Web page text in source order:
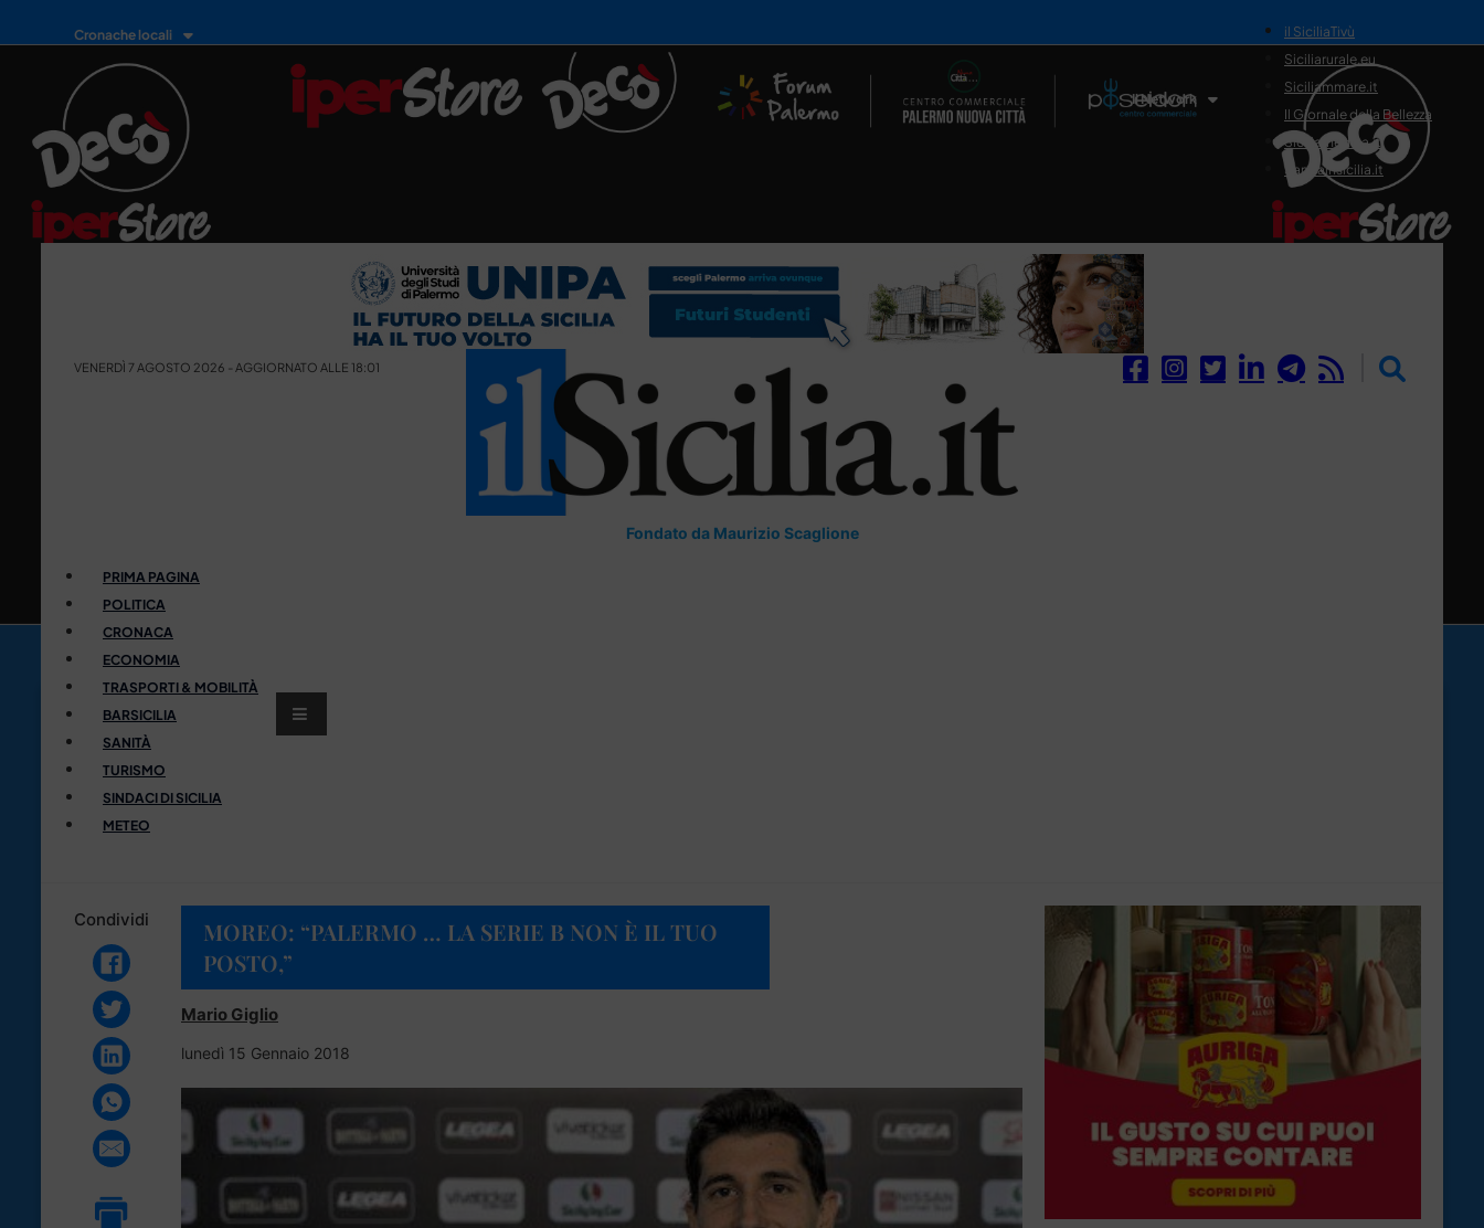
Cronache locali
Il Network
il SiciliaTivù
Siciliarurale.eu
Siciliammare.it
Il Giornale della Bellezza
Siciliamedica.it
Sanitainsicilia.it
VENERDÌ 7 AGOSTO 2026 - AGGIORNATO ALLE 18:01
Fondato da Maurizio Scaglione
PRIMA PAGINA
POLITICA
CRONACA
ECONOMIA
TRASPORTI & MOBILITÀ
BARSICILIA
SANITÀ
TURISMO
SINDACI DI SICILIA
METEO
Condividi
MOREO: “PALERMO … LA SERIE B NON È IL TUO
POSTO,”
Mario Giglio
lunedì 15 Gennaio 2018